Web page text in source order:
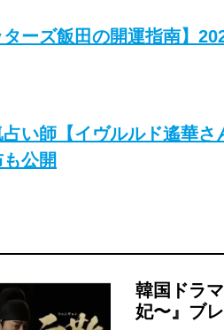
ーズ飯田の開運指南】
い師【イヴルルド遙華さ
公開
韓国ドラ
妃〜』ブ